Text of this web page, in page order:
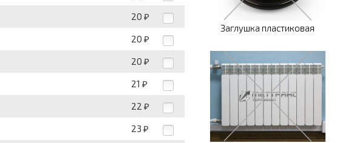
20 ₽
20 ₽
20 ₽
21 ₽
22 ₽
23 ₽
Заглушка пластиковая